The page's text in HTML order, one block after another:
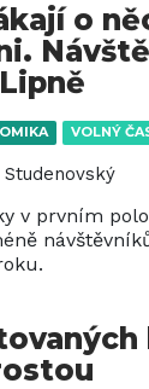
VOLNÝ
o
v prvním